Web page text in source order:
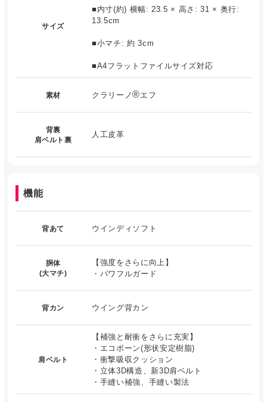
サイズ
■内寸(約) 横幅: 23.5 × 高さ: 31 × 奥行:
13.5cm
■小マチ: 約 3cm
■A4フラットファイルサイズ対応
素材 クラリーノ®エフ
背裏
肩ベルト裏
人工皮革
機能
背あて ウインディソフト
胴体
(大マチ)
【強度をさらに向上】
・パワフルガード
背カン ウイング背カン
肩ベルト
【補強と耐衝をさらに充実】
・エコボーン(形状安定樹脂)
・衝撃吸収クッション
・立体3D構造、新3D肩ベルト
・手縫い補強、手縫い製法